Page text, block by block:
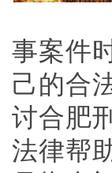
事案件
己的合
讨合肥
法律帮